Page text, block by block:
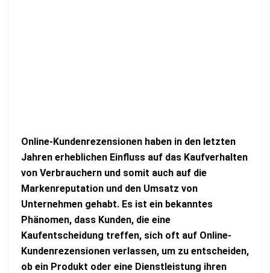
Online-Kundenrezensionen haben in den letzten
Jahren erheblichen Einfluss auf das Kaufverhalten
von Verbrauchern und somit auch auf die
Markenreputation und den Umsatz von
Unternehmen gehabt. Es ist ein bekanntes
Phänomen, dass Kunden, die eine
Kaufentscheidung treffen, sich oft auf Online-
Kundenrezensionen verlassen, um zu entscheiden,
ob ein Produkt oder eine Dienstleistung ihren